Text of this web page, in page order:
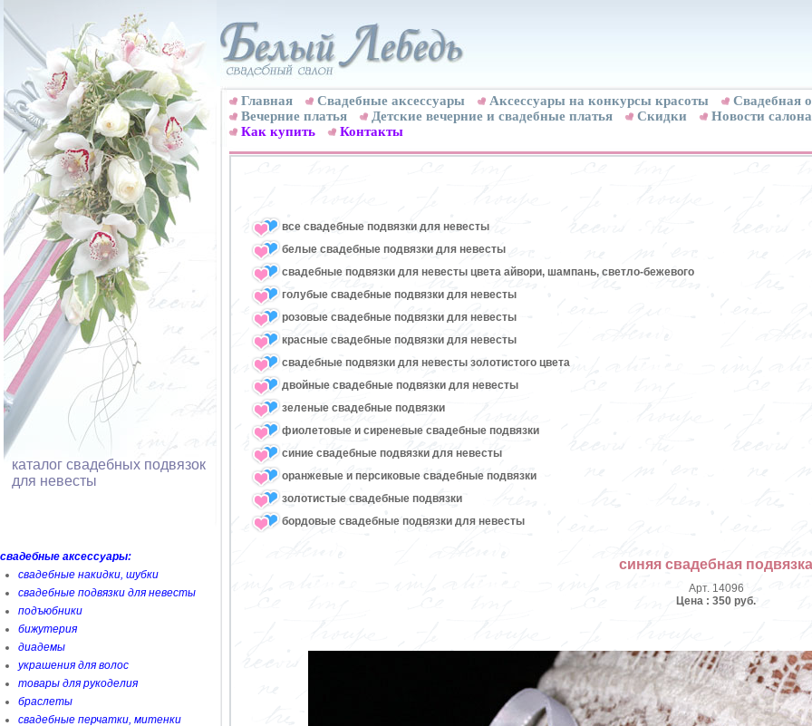
каталог свадебных подвязок
для невесты
свадебные аксессуары:
свадебные накидки, шубки
свадебные подвязки для невесты
подъюбники
бижутерия
диадемы
украшения для волос
товары для рукоделия
браслеты
свадебные перчатки, митенки
Главная Свадебные аксессуары Аксессуары на конкурсы красоты
Свадебная
Вечерние платья
Детские вечерние и свадебные платья Скидки
Новости салона
Как купить
Контакты
все свадебные подвязки для невесты
белые свадебные подвязки для невесты
свадебные подвязки для невесты цвета айвори, шампань, светло-бежевого
голубые свадебные подвязки для невесты
розовые свадебные подвязки для невесты
красные свадебные подвязки для невесты
свадебные подвязки для невесты золотистого цвета
двойные свадебные подвязки для невесты
зеленые свадебные подвязки
фиолетовые и сиреневые свадебные подвязки
синие свадебные подвязки для невесты
оранжевые и персиковые свадебные подвязки
золотистые свадебные подвязки
бордовые свадебные подвязки для невесты
синяя свадебная подвязка
Арт. 14096
Цена : 350 руб.